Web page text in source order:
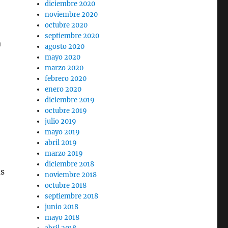
diciembre 2020
noviembre 2020
octubre 2020
septiembre 2020
agosto 2020
mayo 2020
marzo 2020
febrero 2020
enero 2020
diciembre 2019
octubre 2019
julio 2019
mayo 2019
abril 2019
marzo 2019
diciembre 2018
noviembre 2018
octubre 2018
septiembre 2018
junio 2018
mayo 2018